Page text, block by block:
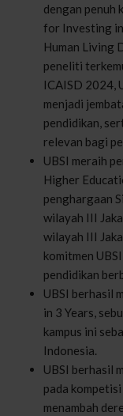
dengan penuh
for Investing
Human Living
peneliti
ICAISD 2024,
menjadi
pendidikan,
relevan bagi
UBSI meraih
Higher
penghargaan
wilayah III
wilayah III
komitmen
pendidikan
UBSI berhasil
in 3 Years,
kampus ini
Indonesia.
UBSI berhasil
pada
menambah